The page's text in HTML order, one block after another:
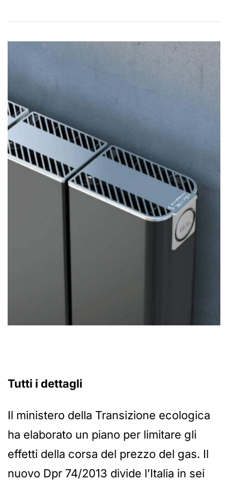
Tutti i dettagli
Il ministero della Transizione ecologica
ha elaborato un piano per limitare gli
effetti della corsa del prezzo del gas. Il
nuovo Dpr 74/2013 divide l’Italia in sei